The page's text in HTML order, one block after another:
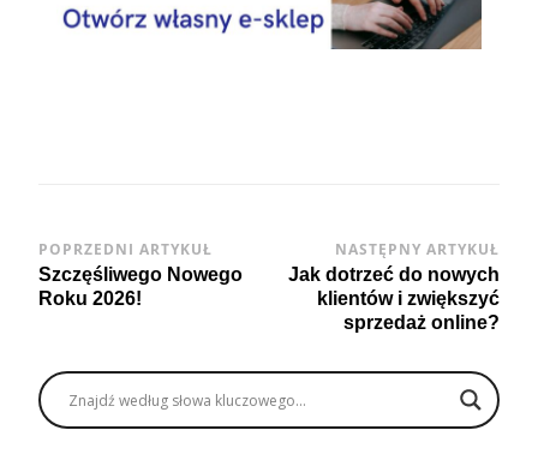
Post
Navigation
POPRZEDNI ARTYKUŁ
Szczęśliwego Nowego
Roku 2026!
NASTĘPNY ARTYKUŁ
Jak dotrzeć do nowych
klientów i zwiększyć
sprzedaż online?